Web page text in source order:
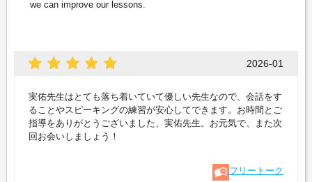
we can improve our lessons.
2026-01
実佑先生はとても落ち着いていて優しい先生なので、会話をす
ることやスピーキングの練習が安心してできます。お時間とご
指導をありがとうございました、実佑先生。お元気で、また次
回お会いしましょう！
フリートーク